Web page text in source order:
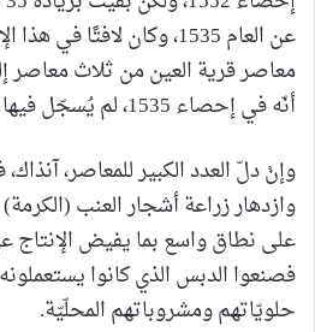
عن العام 1535، وكان
معاصر قرية العين من ثلاث معاصر
أنّه في إحصاء 1535، لم يُسجّل فيها أيّ معصرة.
وإنْ دلّ العدد الكبير للمعاصر،
وازدهار زراعة أشجار العنب
على نطاق واسع بما يفيض الإنتاج
فصنعوا الدبس الذي كانوا
حلويّاتهم ومشروباتهم المحلّيّة.